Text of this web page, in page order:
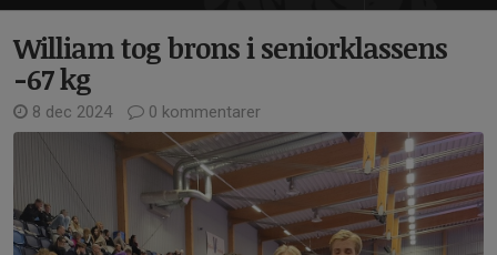
William tog brons i seniorklassens
-67 kg
8 dec 2024 0 kommentarer